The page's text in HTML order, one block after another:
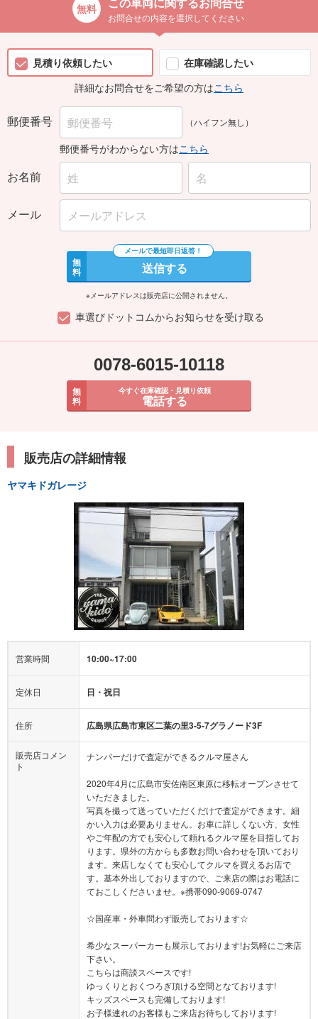
お問合せの内容を選択してください
見積り依頼したい
在庫確認したい
詳細なお問合せをご希望の方はこちら
郵便番号 （ハイフン無し）
郵便番号がわからない方はこちら
お名前
メール
無
料 送信する
※メールアドレスは販売店に公開されません。
車選びドットコムからお知らせを受け取る
0078-6015-10118
無
料
今すぐ在庫確認・見積り依頼
電話する
販売店の詳細情報
ヤマキドガレージ
営業時間 10:00~17:00
定休日 日・祝日
住所 広島県広島市東区二葉の里3-5-7グラノード3F
販売店コメン
ト
ナンバーだけで査定ができるクルマ屋さん
2020年4月に広島市安佐南区東原に移転オープンさせて
いただきました。
写真を撮って送っていただくだけで査定ができます。細
かい入力は必要ありません。お車に詳しくない方、女性
やご年配の方でも安心して頼れるクルマ屋を目指してお
ります。県外の方からも多数お問い合わせを頂いており
ます。来店しなくても安心してクルマを買えるお店で
す。基本外出しておりますので、ご来店の際はお電話に
ておこしくださいませ。※携帯090-9069-0747
☆国産車・外車問わず販売しております☆
希少なスーパーカーも展示しております!お気軽にご来店
下さい。
こちらは商談スペースです!
ゆっくりとおくつろぎ頂ける空間となております!
キッズスペースも完備しております!
お子様連れのお客様もご来店お待ちしております!